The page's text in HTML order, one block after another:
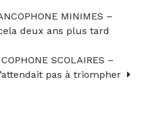
MINIMES –
deux ans plus tard
SCOLAIRES –
pas à triompher